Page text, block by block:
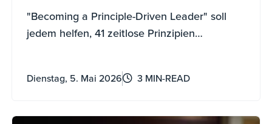
"Becoming a Principle-Driven Leader" soll
jedem helfen, 41 zeitlose Prinzipien
Dienstag, 5. Mai 2026 3 MIN-READ